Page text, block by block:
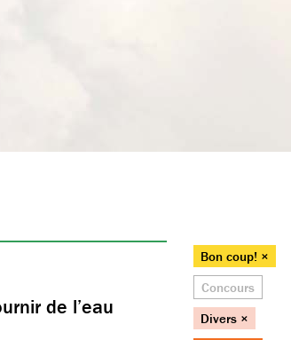
de l’eau
Bon coup! ×
Concours
Divers ×